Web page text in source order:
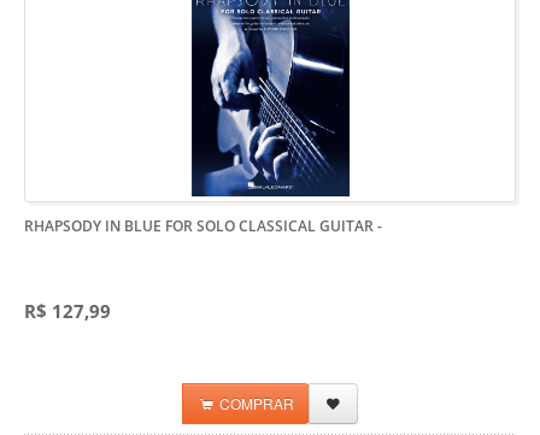
RHAPSODY IN BLUE FOR SOLO CLASSICAL GUITAR-
R$ 127,99
COMPRAR